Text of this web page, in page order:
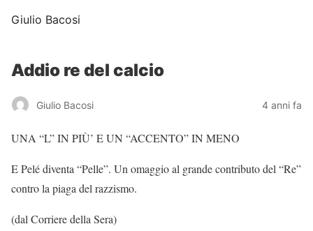
Giulio Bacosi
Addio re del calcio
Giulio Bacosi 4 anni fa
UNA “L” IN PIÙ’ E UN “ACCENTO” IN MENO
E Pelé diventa “Pelle”. Un omaggio al grande contributo del “Re”
contro la piaga del razzismo.
(dal Corriere della Sera)